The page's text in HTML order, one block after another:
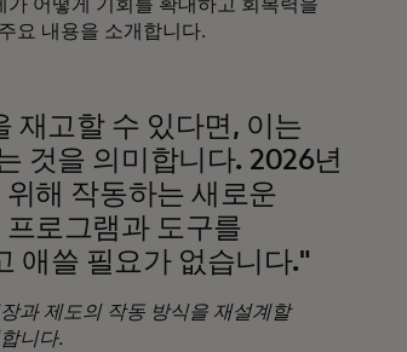
어떻게 기회를 확대하고 회복력을
요 내용을 소개합니다.
재고할 수 있다면, 이는
것을 의미합니다. 2026년
해 작동하는 새로운
로그램과 도구를
애쓸 필요가 없습니다."
과 제도의 작동 방식을 재설계할
니다.